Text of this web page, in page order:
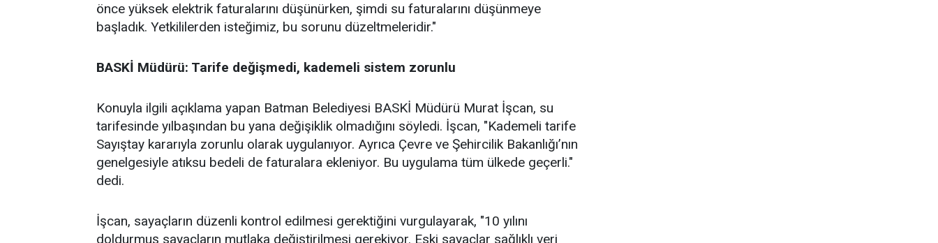
önce yüksek elektrik faturalarını düşünürken, şimdi su faturalarını düşünmeye
başladık. Yetkililerden isteğimiz, bu sorunu düzeltmeleridir."
BASKİ Müdürü: Tarife değişmedi, kademeli sistem zorunlu
Konuyla ilgili açıklama yapan Batman Belediyesi BASKİ Müdürü Murat İşcan, su
tarifesinde yılbaşından bu yana değişiklik olmadığını söyledi. İşcan, "Kademeli tarife
Sayıştay kararıyla zorunlu olarak uygulanıyor. Ayrıca Çevre ve Şehircilik Bakanlığı’nın
genelgesiyle atıksu bedeli de faturalara ekleniyor. Bu uygulama tüm ülkede geçerli."
dedi.
İşcan, sayaçların düzenli kontrol edilmesi gerektiğini vurgulayarak, "10 yılını
doldurmuş sayaçların mutlaka değiştirilmesi gerekiyor. Eski sayaçlar sağlıklı veri